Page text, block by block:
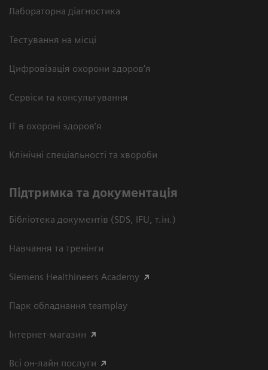
Лабораторна діагностика
Тестування на місці
Цифровізація охорони здоров’я
Сервіси та консультування
ІТ в охороні здоров’я
Клінічні спеціальності та хвороби
Підтримка та документація
Бібліотека документів (SDS, IFU, т.ін.)
Навчання та тренінги
Siemens Healthineers Academy
Парк обладнання teamplay
Інтернет-магазин
Всі он-лайн послуги